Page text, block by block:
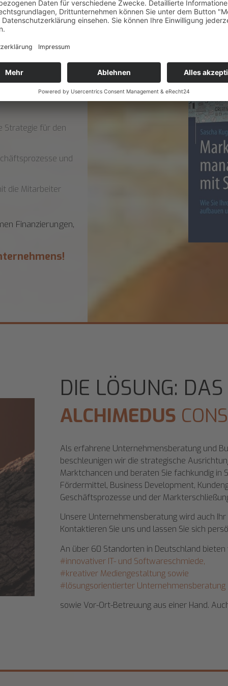
seit der Corona-
Strategie für den
und
die Mitarbeiter
Finanzierungen,
DIE LÖSUNG: DAS
ALCHIMEDUS
Als erfahrene Unternehmensberatung und
beschleunigen wir die strategische
Marktchancen und beraten Sie fachkundig in
Fördermittel, Business Development,
Geschäftsprozesse und der
Unsere Unternehmensberatung wird auch
Kontaktieren Sie uns und lassen Sie sich
An über 60 Standorten in Deutschland
#innovativer IT- und Softwareschmiede,
#kreativer Mediengestaltung sowie
#lösungsorientierter Unternehmensberatung
sowie Vor-Ort-Betreuung aus einer Hand.